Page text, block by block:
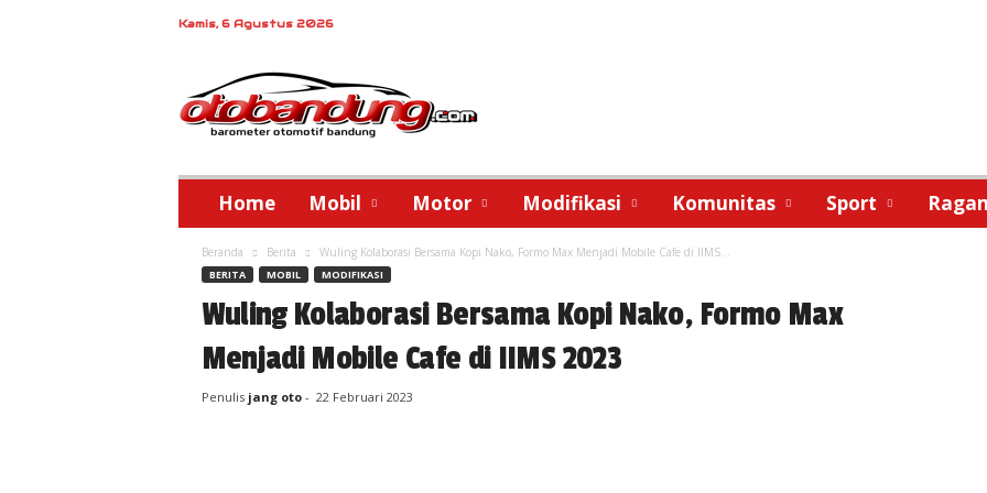
Kamis, 6 Agustus 2026
b
Home Mobil Motor Modifikasi Komunitas Sport
Beranda Berita Wuling Kolaborasi Bersama Kopi Nako, Formo Max Menjadi Mobile Cafe di IIMS...
BERITA MOBIL MODIFIKASI
Wuling Kolaborasi Bersama Kopi Nako, Formo Max
Menjadi Mobile Cafe di IIMS 2023
Penulis jang oto- 22 Februari 2023